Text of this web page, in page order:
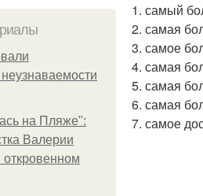
на Пляже":
Валерии
откровенном
1. самый
2. самая
3. самое
4. самая
5. самая
6. самая
7. самое